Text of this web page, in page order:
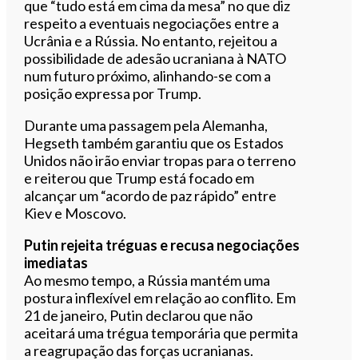
que “tudo está em cima da mesa” no que diz
respeito a eventuais negociações entre a
Ucrânia e a Rússia. No entanto, rejeitou a
possibilidade de adesão ucraniana à NATO
num futuro próximo, alinhando-se com a
posição expressa por Trump.
Durante uma passagem pela Alemanha,
Hegseth também garantiu que os Estados
Unidos não irão enviar tropas para o terreno
e reiterou que Trump está focado em
alcançar um “acordo de paz rápido” entre
Kiev e Moscovo.
Putin rejeita tréguas e recusa negociações
imediatas
Ao mesmo tempo, a Rússia mantém uma
postura inflexível em relação ao conflito. Em
21 de janeiro, Putin declarou que não
aceitará uma trégua temporária que permita
a reagrupação das forças ucranianas.